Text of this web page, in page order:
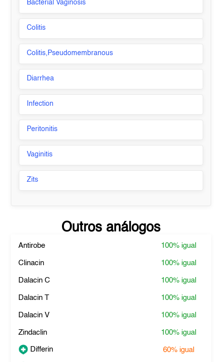
Bacterial Vaginosis
Colitis
Colitis,Pseudomembranous
Diarrhea
Infection
Peritonitis
Vaginitis
Zits
Outros análogos
Antirobe 100% igual
Clinacin 100% igual
Dalacin C 100% igual
Dalacin T 100% igual
Dalacin V 100% igual
Zindaclin 100% igual
Differin 60% igual